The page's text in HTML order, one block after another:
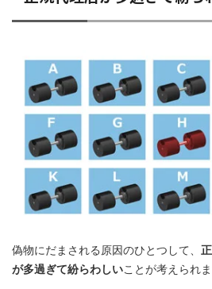
偽物にだまされる原因のひとつして、
が多過ぎて紛らわしいことが考えられま